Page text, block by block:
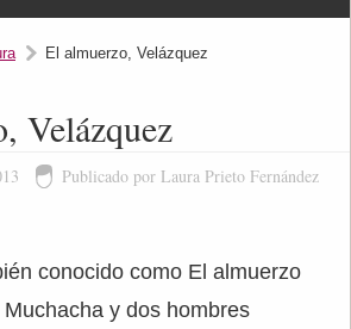
El almuerzo, Velázquez
Velázquez
Publicado por Laura Prieto Fernández
conocido como El almuerzo
y dos hombres